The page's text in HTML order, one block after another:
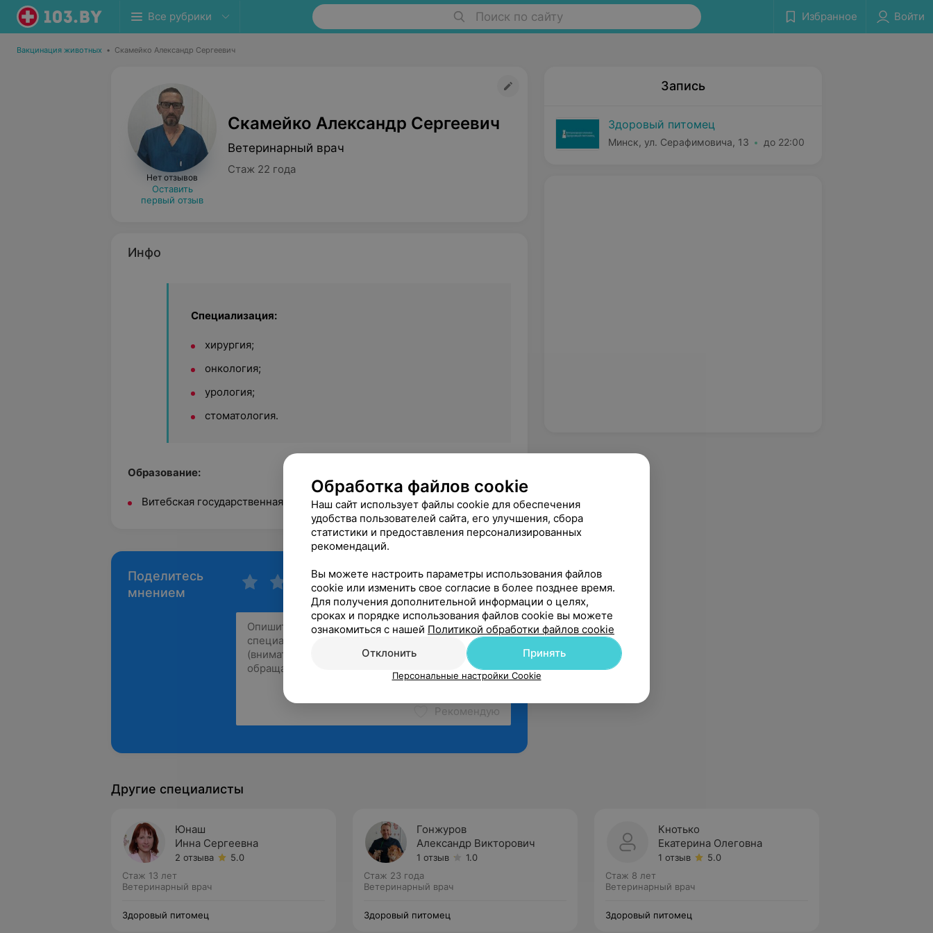
Все рубрики Поиск по сайту Избранное Войти
Вакцинация животных • Скамейко Александр Сергеевич
Нет отзывов
Оставить
первый отзыв
Скамейко Александр Сергеевич
Ветеринарный врач
Стаж 22 года
Инфо
Специализация:
хирургия;
онкология;
урология;
стоматология.
Образование:
Витебская государственная академия ветеринарной медицины.
Поделитесь
мнением
Рекомендую
Запись
Здоровый питомец
Минск, ул. Серафимовича, 13 до 22:00
Другие специалисты
Юнаш
Инна Сергеевна
2 отзыва
5.0
Стаж 13 лет
Ветеринарный врач
Здоровый питомец
Гонжуров
Александр Викторович
1 отзыв
1.0
Стаж 23 года
Ветеринарный врач
Здоровый питомец
Кнотько
Екатерина Олеговна
1 отзыв
5.0
Стаж 8 лет
Ветеринарный врач
Здоровый питомец
Обработка файлов cookie
Наш сайт использует файлы cookie для обеспечения
удобства пользователей сайта, его улучшения, сбора
статистики и предоставления персонализированных
рекомендаций.
Вы можете настроить параметры использования файлов
cookie или изменить свое согласие в более позднее время.
Для получения дополнительной информации о целях,
сроках и порядке использования файлов cookie вы можете
ознакомиться с нашей Политикой обработки файлов cookie
Отклонить
Принять
Персональные настройки Cookie